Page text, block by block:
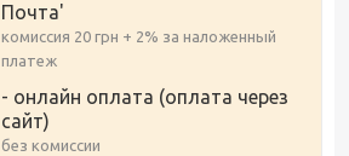
Почта'
комиссия 20 грн + 2% за наложенный
платеж
- онлайн оплата (оплата через
сайт)
без комиссии